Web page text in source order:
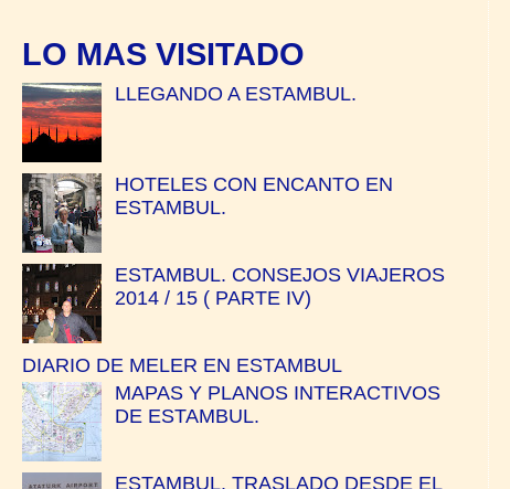
LO MAS VISITADO
LLEGANDO A ESTAMBUL.
HOTELES CON ENCANTO EN
ESTAMBUL.
ESTAMBUL. CONSEJOS VIAJEROS
2014 / 15 ( PARTE IV)
DIARIO DE MELER EN ESTAMBUL
MAPAS Y PLANOS INTERACTIVOS
DE ESTAMBUL.
ESTAMBUL. TRASLADO DESDE EL